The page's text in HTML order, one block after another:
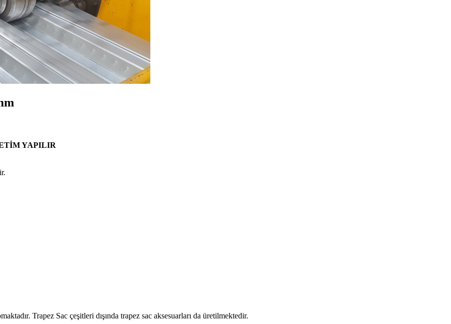
YAPILIR
Trapez Sac çeşitleri dışında trapez sac aksesuarları da üretilmektedir.